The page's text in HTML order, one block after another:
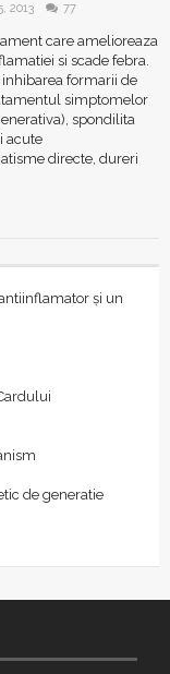
2013 77
care amelioreaza
si scade febra.
formarii de
simptomelor
spondilita
acute
directe, dureri
și un
de generatie